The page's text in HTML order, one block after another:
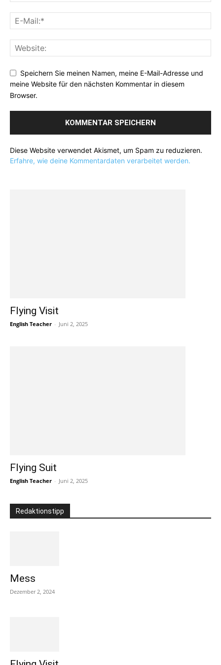
Speichern Sie meinen Namen, meine E-Mail-Adresse und
meine Website für den nächsten Kommentar in diesem
Browser.
Diese Website verwendet Akismet, um Spam zu reduzieren.
Erfahre, wie deine Kommentardaten verarbeitet werden.
Flying Visit
English Teacher - Juni 2, 2025
Flying Suit
English Teacher - Juni 2, 2025
Redaktionstipp
Mess
Dezember 2, 2024